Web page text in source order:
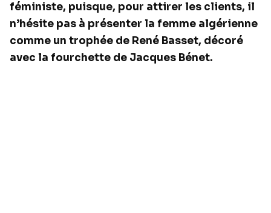
féministe, puisque, pour attirer les clients, il
n’hésite pas à présenter la femme algérienne
comme un trophée de René Basset, décoré
avec la fourchette de Jacques Bénet.